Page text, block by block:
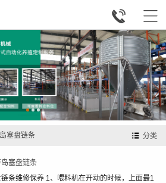


分类
塞盘链条
塞盘链条
条维修保养 1、喂料机在开动的时候，上面最1